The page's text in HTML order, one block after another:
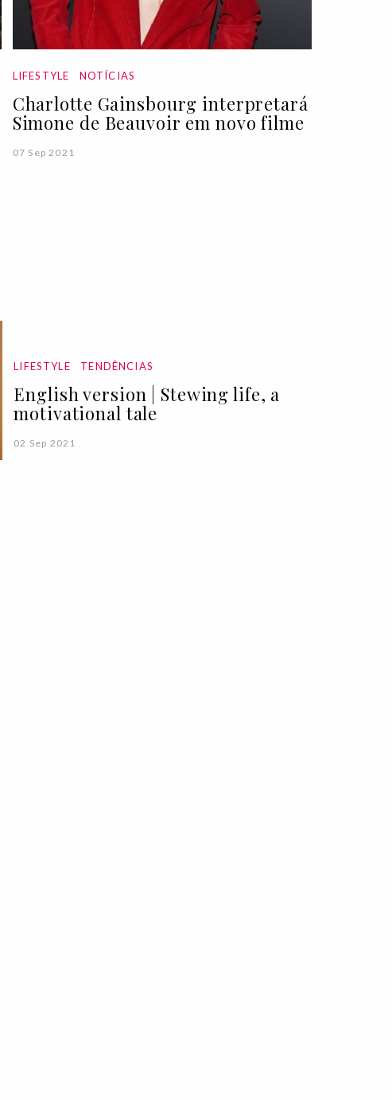
LIFESTYLE NOTÍCIAS
Charlotte Gainsbourg interpretará
Simone de Beauvoir em novo filme
07 Sep 2021
LIFESTYLE TENDÊNCIAS
English version | Stewing life, a
motivational tale
02 Sep 2021